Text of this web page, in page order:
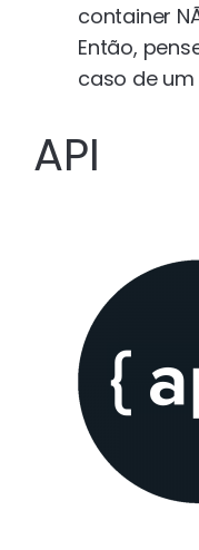
container
Então,
caso de
API